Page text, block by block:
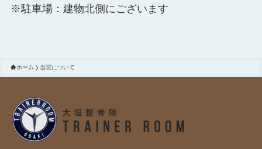
※駐車場：建物北側にございます
ホーム 当院について